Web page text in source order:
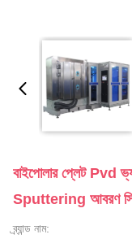
বাইপোলার প্লেট Pvd
Sputtering আবরণ
ব্র্যান্ড নাম: